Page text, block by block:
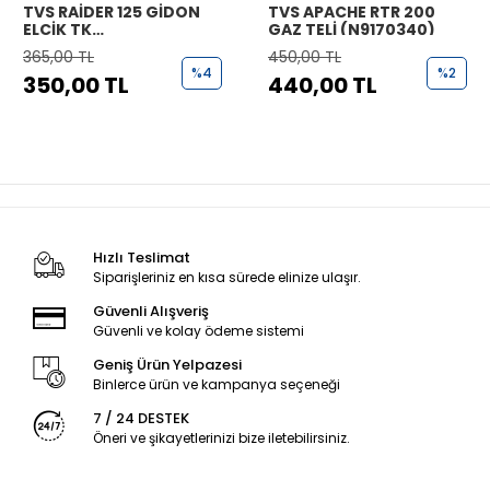
TVS RAİDER 125 GİDON
ELCİK TK
(N9221070+N9221170)
365,00 TL
350,00 TL %4
TVS APACHE RTR 200
GAZ TELİ (N9170340)
450,00 TL
440,00 TL %2
Hızlı Teslimat
Siparişleriniz en kısa sürede elinize ulaşır.
Güvenli Alışveriş
Güvenli ve kolay ödeme sistemi
Geniş Ürün Yelpazesi
Binlerce ürün ve kampanya seçeneği
7 / 24 DESTEK
Öneri ve şikayetlerinizi bize iletebilirsiniz.